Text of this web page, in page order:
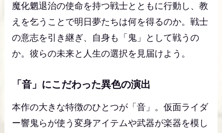
魔化魍退治の使命を持つ戦士とともに行動し、教
えを乞うことで明日夢たちは何を得るのか。戦士
の意志を引き継ぎ、自身も「鬼」として戦うの
か。彼らの未来と人生の選択を見届けよう。
「音」にこだわった異色の演出
本作の大きな特徴のひとつが「音」。仮面ライダ
ー響鬼らが使う変身アイテムや武器が楽器を模し